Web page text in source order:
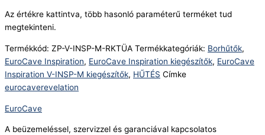
Az értékre kattintva, több hasonló paraméterű terméket tud
megtekinteni.
Termékkód: ZP-V-INSP-M-RKTÜA Termékkategóriák: Borhűtők,
EuroCave Inspiration, EuroCave Inspiration kiegészítők, EuroCave
Inspiration V-INSP-M kiegészítők, HŰTÉS Címke
eurocaverevelation
EuroCave
A beüzemeléssel, szervizzel és garanciával kapcsolatos